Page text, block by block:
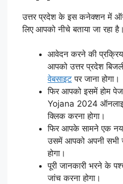
उत्तर प्रदेश के इस कनेक्शन में
लिए आपको नीचे बताया जा रहा है।
आवेदन करने की
आपको उत्तर प्रदेश
वेबसाइट पर जाना होगा।
फिर आपको इसमें होम
Yojana 2024
क्लिक करना होगा।
फिर आपके सामने एक
उसमें आपको अपनी सभी
होगा।
पूरी जानकारी भरने के
जांच करना होगा।